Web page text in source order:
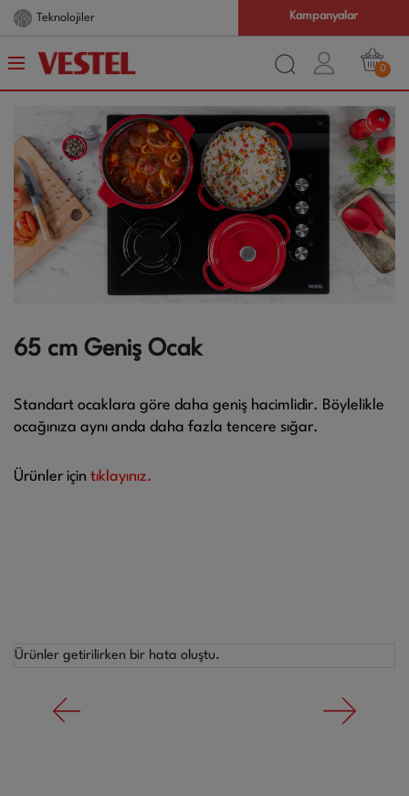
Teknolojiler Kampanyalar
0
65 cm Geniş Ocak
Standart ocaklara göre daha geniş hacimlidir. Böylelikle
ocağınıza aynı anda daha fazla tencere sığar.
Ürünler için tıklayınız.
Ürünler getirilirken bir hata oluştu.